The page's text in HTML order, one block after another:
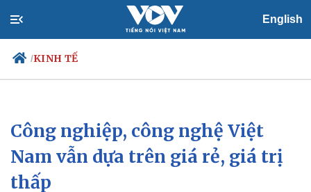
English
/KINH TẾ
Chính trị
Đảng
Tổ chức nhân sự
Quốc hội
Xã hội
Tin 24h
Dự báo thời tiết
Công nghiệp, công nghệ Việt
Nam vẫn dựa trên giá rẻ, giá trị
thấp